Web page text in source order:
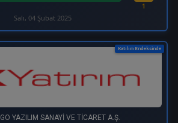
1
Salı, 04 Şubat 2025
Katılım Endeksinde
YAZILIM SANAYİ VE TİCARET A.Ş.